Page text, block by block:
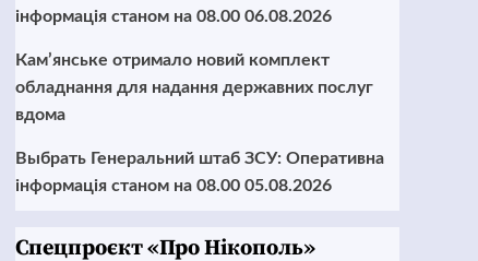
інформація станом на 08.00 06.08.2026
Кам’янське отримало новий комплект
обладнання для надання державних послуг
вдома
Выбрать Генеральний штаб ЗСУ: Оперативна
інформація станом на 08.00 05.08.2026
Cпецпроєкт «Про Нікополь»